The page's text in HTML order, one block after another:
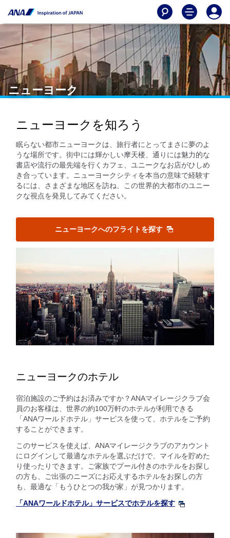
ニューヨーク
ニューヨークを知ろう
眠らない都市ニューヨークは、旅行者にとってまさに夢のよ
うな場所です。街中には輝かしい摩天楼、通りには魅力的な
書店や流行の最先端を行くカフェ、ユニークなお店がひしめ
き合っています。ニューヨークシティを本当の意味で経験す
るには、さまざまな地区を訪ね、この世界的大都市のユニー
クな視点を発見してみてください。
ニューヨークへのフライトを探す
ニューヨークのホテル
宿泊施設のご予約はお済みですか？ANAマイレージクラブ会
員のお客様は、世界の約100万軒のホテルが利用できる
「ANAワールドホテル」サービスを使って、ホテルをご予約
することができます。
このサービスを使えば、ANAマイレージクラブのアカウント
にログインして最適なホテルを選ぶだけで、マイルを貯めた
り使ったりできます。ご家族でプール付きのホテルをお探し
の方も、ご出張のニーズにお応えするホテルをお探しの方
も、最適な「もうひとつの我が家」が見つかります。
「ANAワールドホテル」サービスでホテルを探す